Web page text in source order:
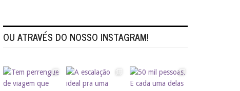
OU ATRAVÉS DO NOSSO INSTAGRAM!